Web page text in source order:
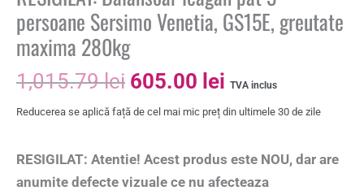
persoane Sersimo Venetia, GS15E, greutate
maxima 280kg
1,015.79lei 605.00 lei TVA inclus
Reducerea se aplică față de cel mai mic preț din ultimele 30 de zile
RESIGILAT: Atentie! Acest produs este NOU, dar are
anumite defecte vizuale ce nu afecteaza